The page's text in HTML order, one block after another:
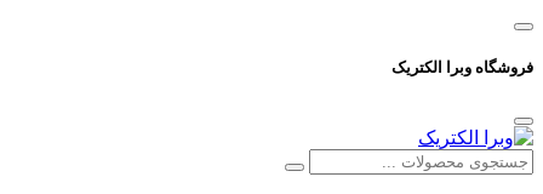
فروشگاه وبرا الکتریک